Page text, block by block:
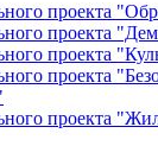
проекта
проекта
проекта
проекта
проекта